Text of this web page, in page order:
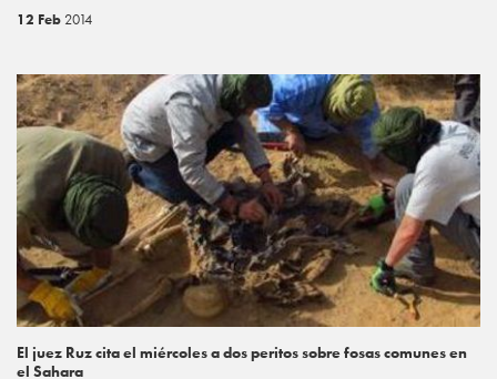
12 Feb 2014
El juez Ruz cita el miércoles a dos peritos sobre fosas comunes en
el Sahara